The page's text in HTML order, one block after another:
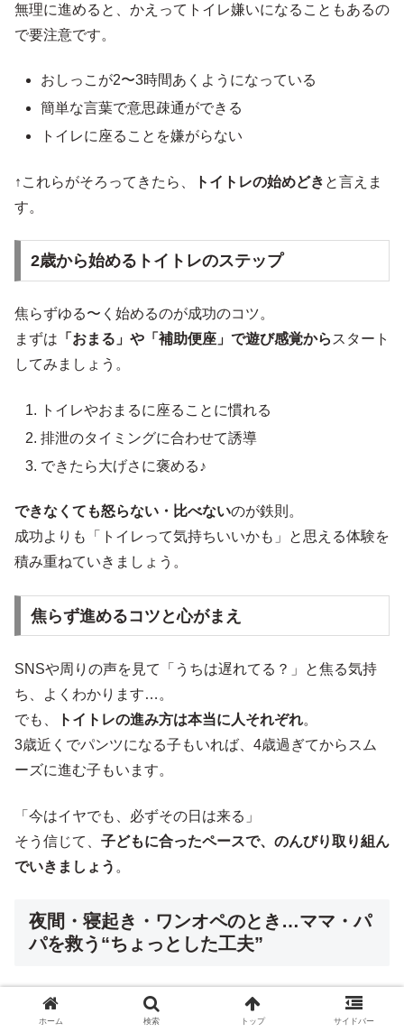
無理に進めると、かえってトイレ嫌いになることもあるの
で要注意です。
おしっこが2〜3時間あくようになっている
簡単な言葉で意思疎通ができる
トイレに座ることを嫌がらない
↑これらがそろってきたら、 トイトレの始めどき と言えま
す。
2歳から始めるトイトレのステップ
焦らずゆる〜く始めるのが成功のコツ。
まずは 「おまる」や「補助便座」で遊び感覚から スタート
してみましょう。
トイレやおまるに座ることに慣れる
排泄のタイミングに合わせて誘導
できたら大げさに褒める♪
できなくても怒らない・比べないのが鉄則。
成功よりも「トイレって気持ちいいかも」と思える体験を
積み重ねていきましょう。
焦らず進めるコツと心がまえ
SNSや周りの声を見て「うちは遅れてる？」と焦る気持
ち、よくわかります…。
でも、
トイトレの進み方は本当に人それぞれ。
3歳近くでパンツになる子もいれば、4歳過ぎてからスム
ーズに進む子もいます。
「今はイヤでも、必ずその日は来る」
そう信じて、 子どもに合ったペースで、のんびり取り組ん
でいきましょう 。
夜間・寝起き・ワンオペのとき…ママ・パ
パを救う“ちょっとした工夫”
夜中のオムツ替えで何度も起こされて寝
ホーム 検索 トップ サイドバー